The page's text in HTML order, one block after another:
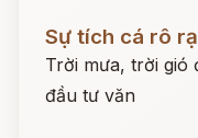
Sự tích cá rô
Trời mưa, trời gió
đầu tư văn